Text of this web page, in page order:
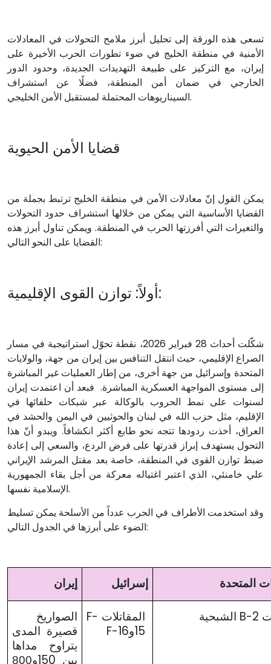
تسعى هذه الورقة إلى تحليل أبرز ملامح التحولات في المعادلات
الأمنية في منطقة الخليج في ضوء تطورات الحرب الأخيرة على
إيران، مع التركيز على طبيعة التهديدات الجديدة، وحدود الدور
الخارجي في ضمان أمن المنطقة، فضلًا عن استشراف
السيناريوهات المحتملة لمستقبل الأمن الخليجي.
قضايا الأمن الحيوية
يمكن القول إنّ معادلات الأمن في منطقة الخليج ترتبط بجملة من
القضايا الأساسية التي يمكن من خلالها استشراف حدود التحولات
والتغيرات التي أفرزتها الحرب في المنطقة. ويمكن تناول أبرز هذه
القضايا على النحو التالي:
أولاً: توازن القوى الإقليمية:
شكّلت أحداث 28 فبراير 2026، نقطة تحوّل استراتيجية في مسار
الصراع الإقليمي، حيث انتقل التنافس بين إيران من جهة، والولايات
المتحدة وإسرائيل من جهة أخرى، من إطار العمليات غير المباشرة
إلى مستوى المواجهة العسكرية المباشرة. فبعد أن اعتمدت إيران
لسنوات على نمط الحروب بالوكالة عبر شبكات حلفائها في
الإقليم، مثل حزب الله في لبنان والحوثيين في اليمن والحشد في
العراق، أخذت ردودها تتجه نحو طابع أكثر انكشافاً. ويبدو أنّ هذا
التحول يستهدف إبراز قدرتها على فرض الردع، والسعي إلى إعادة
ضبط توازن القوى في المنطقة، خاصة بعد مقتل المرشد الإيراني
علي خامنئي، الذي اعتبر اغتياله معركة من أجل بقاء الجمهورية
الإسلامية نفسها.
وقد استخدمت الأطراف في الحرب عدداً من الأسلحة يمكن تسليط
الضوء على أبرزها في الجدول التالي:
المتحدة إسرائيل إيران
B-2 الشبحية المقاتلات F-
15وF-16
الصواريخ
قصيرة المدى
يتراوح مداها
بين
150 و800